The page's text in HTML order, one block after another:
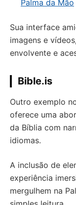
Palma da Mão
Sua interface
imagens e
envolvente e
Bible.is
Outro exemplo
oferece uma
da Bíblia com
idiomas.
A inclusão de
experiência
mergulhem na